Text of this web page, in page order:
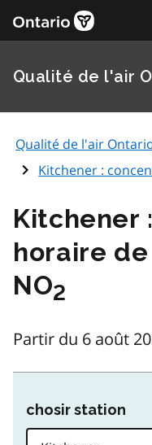
Qualité de l'air
Qualité de l'air
Kitchener :
Kitchener
horaire
NO2
Partir du 6 août